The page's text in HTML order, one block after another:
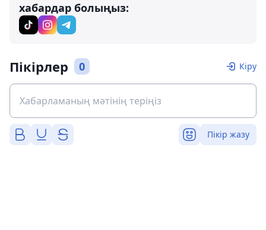
хабардар болыңыз:
Пікірлер 0 Кіру
Пікір жазу